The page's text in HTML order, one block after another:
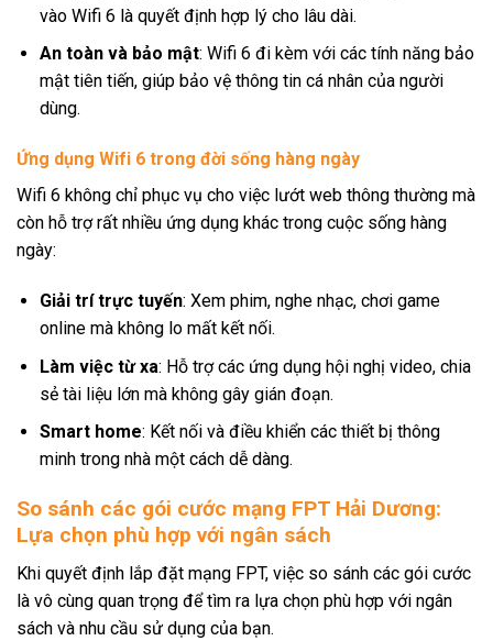
vào Wifi 6 là quyết định hợp lý cho lâu dài.
An toàn và bảo mật: Wifi 6 đi kèm với các tính năng bảo
mật tiên tiến, giúp bảo vệ thông tin cá nhân của người
dùng.
Ứng dụng Wifi 6 trong đời sống hàng ngày
Wifi 6 không chỉ phục vụ cho việc lướt web thông thường mà
còn hỗ trợ rất nhiều ứng dụng khác trong cuộc sống hàng
ngày:
Giải trí trực tuyến: Xem phim, nghe nhạc, chơi game
online mà không lo mất kết nối.
Làm việc từ xa: Hỗ trợ các ứng dụng hội nghị video, chia
sẻ tài liệu lớn mà không gây gián đoạn.
Smart home: Kết nối và điều khiển các thiết bị thông
minh trong nhà một cách dễ dàng.
So sánh các gói cước mạng FPT Hải Dương:
Lựa chọn phù hợp với ngân sách
Khi quyết định lắp đặt mạng FPT, việc so sánh các gói cước
là vô cùng quan trọng để tìm ra lựa chọn phù hợp với ngân
sách và nhu cầu sử dụng của bạn.